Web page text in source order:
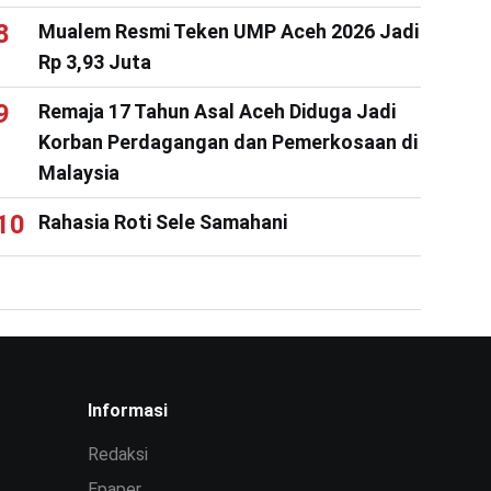
Mualem Resmi Teken UMP Aceh 2026 Jadi
Rp 3,93 Juta
Remaja 17 Tahun Asal Aceh Diduga Jadi
Korban Perdagangan dan Pemerkosaan di
Malaysia
Rahasia Roti Sele Samahani
Informasi
Redaksi